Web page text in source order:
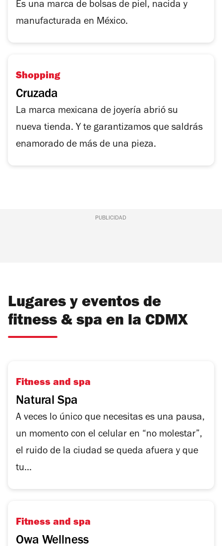
Es una marca de bolsas de piel, nacida y
manufacturada en México.
Shopping
Cruzada
La marca mexicana de joyería abrió su
nueva tienda. Y te garantizamos que saldrás
enamorado de más de una pieza.
PUBLICIDAD
Lugares y eventos de
fitness & spa en la CDMX
Fitness and spa
Natural Spa
A veces lo único que necesitas es una pausa,
un momento con el celular en “no molestar”,
el ruido de la ciudad se queda afuera y que
tu...
Fitness and spa
Owa Wellness